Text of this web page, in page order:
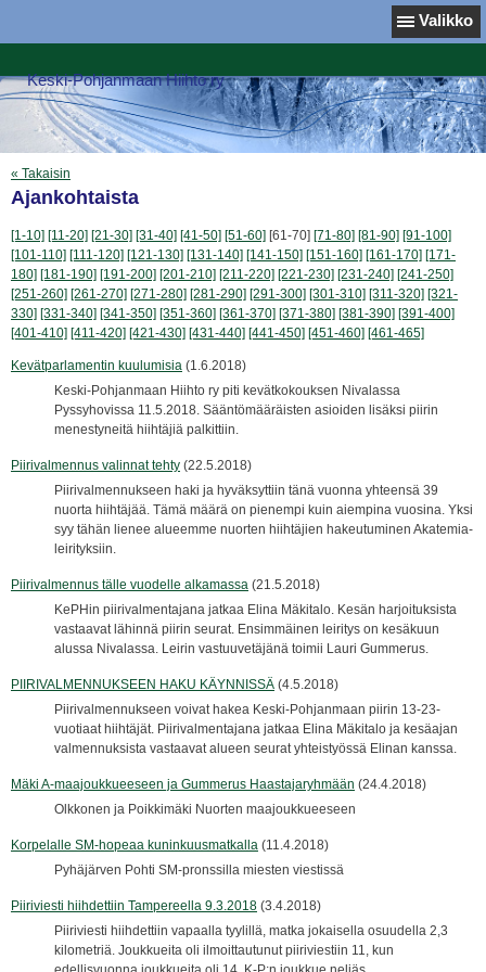
Valikko
Keski-Pohjanmaan Hiihto ry
« Takaisin
Ajankohtaista
[1-10] [11-20] [21-30] [31-40] [41-50] [51-60] [61-70] [71-80] [81-90] [91-100]
[101-110] [111-120] [121-130] [131-140] [141-150] [151-160] [161-170] [171-
180] [181-190] [191-200] [201-210] [211-220] [221-230] [231-240] [241-250]
[251-260] [261-270] [271-280] [281-290] [291-300] [301-310] [311-320] [321-
330] [331-340] [341-350] [351-360] [361-370] [371-380] [381-390] [391-400]
[401-410] [411-420] [421-430] [431-440] [441-450] [451-460] [461-465]
Kevätparlamentin kuulumisia (1.6.2018)
Keski-Pohjanmaan Hiihto ry piti kevätkokouksen Nivalassa
Pyssyhovissa 11.5.2018. Sääntömääräisten asioiden lisäksi piirin
menestyneitä hiihtäjiä palkittiin.
Piirivalmennus valinnat tehty (22.5.2018)
Piirivalmennukseen haki ja hyväksyttiin tänä vuonna yhteensä 39
nuorta hiihtäjää. Tämä määrä on pienempi kuin aiempina vuosina. Yksi
syy tähän lienee alueemme nuorten hiihtäjien hakeutuminen Akatemia-
leirityksiin.
Piirivalmennus tälle vuodelle alkamassa (21.5.2018)
KePHin piirivalmentajana jatkaa Elina Mäkitalo. Kesän harjoituksista
vastaavat lähinnä piirin seurat. Ensimmäinen leiritys on kesäkuun
alussa Nivalassa. Leirin vastuuvetäjänä toimii Lauri Gummerus.
PIIRIVALMENNUKSEEN HAKU KÄYNNISSÄ (4.5.2018)
Piirivalmennukseen voivat hakea Keski-Pohjanmaan piirin 13-23-
vuotiaat hiihtäjät. Piirivalmentajana jatkaa Elina Mäkitalo ja kesäajan
valmennuksista vastaavat alueen seurat yhteistyössä Elinan kanssa.
Mäki A-maajoukkueeseen ja Gummerus Haastajaryhmään (24.4.2018)
Olkkonen ja Poikkimäki Nuorten maajoukkueeseen
Korpelalle SM-hopeaa kuninkuusmatkalla (11.4.2018)
Pyhäjärven Pohti SM-pronssilla miesten viestissä
Piiriviesti hiihdettiin Tampereella 9.3.2018 (3.4.2018)
Piiriviesti hiihdettiin vapaalla tyylillä, matka jokaisella osuudella 2,3
kilometriä. Joukkueita oli ilmoittautunut piiriviestiin 11, kun